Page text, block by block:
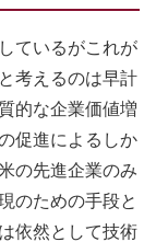
ているがこれが
考えるのは早計
的な企業価値増
促進によるしか
の先進企業のみ
のための手段と
依然として技術